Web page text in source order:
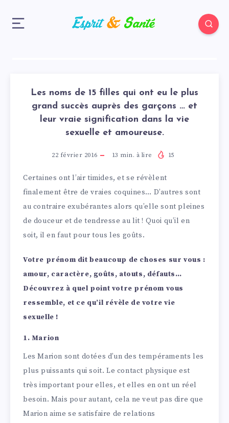
Les noms de 15 filles qui ont eu le plus
grand succès auprès des garçons … et
leur vraie signification dans la vie
sexuelle et amoureuse.
22 février 2016 13 min. à lire 15
Certaines ont l’air timides, et se révèlent
finalement être de vraies coquines… D’autres sont
au contraire exubérantes alors qu’elle sont pleines
de douceur et de tendresse au lit ! Quoi qu’il en
soit, il en faut pour tous les goûts.
Votre prénom dit beaucoup de choses sur vous :
amour, caractère, goûts, atouts, défauts…
Découvrez à quel point votre prénom vous
ressemble, et ce qu’il révèle de votre vie
sexuelle !
1. Marion
Les Marion sont dotées d’un des tempéraments les
plus puissants qui soit. Le contact physique est
très important pour elles, et elles en ont un réel
besoin. Mais pour autant, cela ne veut pas dire que
Marion aime se satisfaire de relations